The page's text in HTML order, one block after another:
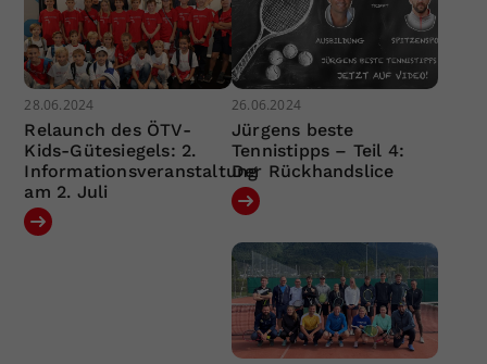
28.06.2024
Relaunch des ÖTV-
Kids-Gütesiegels: 2.
Informationsveranstaltung
am 2. Juli
26.06.2024
Jürgens beste
Tennistipps – Teil 4:
Der Rückhandslice